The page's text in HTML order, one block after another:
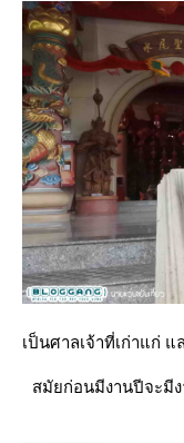
เป็นศาลเจ้าที่เก่าแก่
สมัยก่อนมีงานปีจะมี